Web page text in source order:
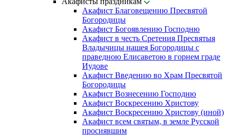
Акафист Благовещению Пресвятой
Богородицы
Акафист Богоявлению Господню
Акафист в честь Сретения Пресвятыя
Владычицы нашея Богородицы с
праведною Елисаветою в горнем граде
Иудове
Акафист Введению во Храм Пресвятой
Богородицы
Акафист Вознесению Господню
Акафист Воскресению Христову
Акафист Воскресению Христову (иной)
Акафист всем святым, в земле Русской
просиявшим